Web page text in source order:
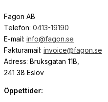
Fagon AB
Telefon: 0413-19190
E-mail: info@fagon.se
Fakturamail: invoice@fagon.se
Adress: Bruksgatan 11B,
241 38 Eslöv
Öppettider: